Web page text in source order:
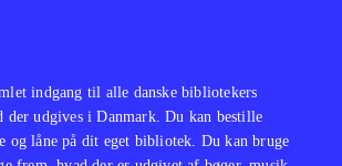
spil hører dog
til helt i toppen.
indgang til alle danske bibliotekers
der udgives i Danmark. Du kan bestille
og låne på dit eget bibliotek. Du kan bruge